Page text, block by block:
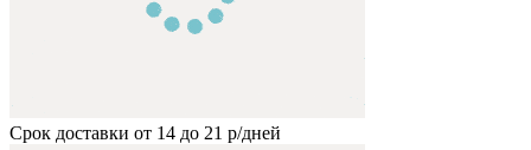
Срок доставки от 14 до 21 р/дней